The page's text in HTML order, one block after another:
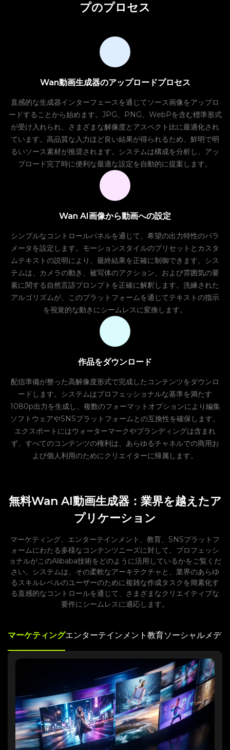
プのプロセス
Wan動画生成器のアップロードプロセス
直感的な生成器インターフェースを通じてソース画像をアップロ
ードすることから始めます。JPG、PNG、WebPを含む標準形式
が受け入れられ、さまざまな解像度とアスペクト比に最適化され
ています。高品質な入力ほど良い結果が得られるため、鮮明で明
るいソース素材が推奨されます。システムは構成を分析し、アッ
プロード完了時に便利な最適な設定を自動的に提案します。
Wan AI画像から動画への設定
シンプルなコントロールパネルを通じて、希望の出力特性のパラ
メータを設定します。モーションスタイルのプリセットとカスタ
ムテキストの説明により、最終結果を正確に制御できます。シス
テムは、カメラの動き、被写体のアクション、および雰囲気の要
素に関する自然言語プロンプトを正確に解釈します。洗練された
アルゴリズムが、このプラットフォームを通じてテキストの指示
を視覚的な動きにシームレスに変換します。
作品をダウンロード
配信準備が整った高解像度形式で完成したコンテンツをダウンロ
ードします。システムはプロフェッショナルな基準を満たす
1080p出力を生成し、複数のフォーマットオプションにより編集
ソフトウェアやSNSプラットフォームとの互換性を確保します。
エクスポートにはウォーターマークやブランディングは含まれ
ず、すべてのコンテンツの権利は、あらゆるチャネルでの商用お
よび個人利用のためにクリエイターに帰属します。
無料Wan AI動画生成器：業界を越えたア
プリケーション
マーケティング、エンターテインメント、教育、SNSプラットフ
ォームにわたる多様なコンテンツニーズに対して、プロフェッシ
ョナルがこのAlibaba技術をどのように活用しているかをご覧くだ
さい。システムは、その柔軟なアーキテクチャと、業界のあらゆ
るスキルレベルのユーザーのために複雑な作成タスクを簡素化す
る直感的なコントロールを通じて、さまざまなクリエイティブな
要件にシームレスに適応します。
マーケティングエンターテインメント 教育ソーシャルメデ